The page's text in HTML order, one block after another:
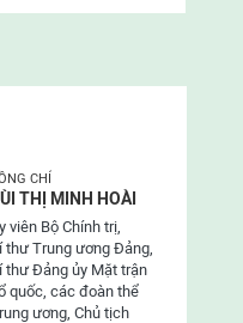
CHÍ
THỊ MINH HOÀI
viên Bộ Chính trị,
thư Trung ương Đảng,
thư Đảng ủy Mặt trận
quốc, các đoàn thể
ương, Chủ tịch